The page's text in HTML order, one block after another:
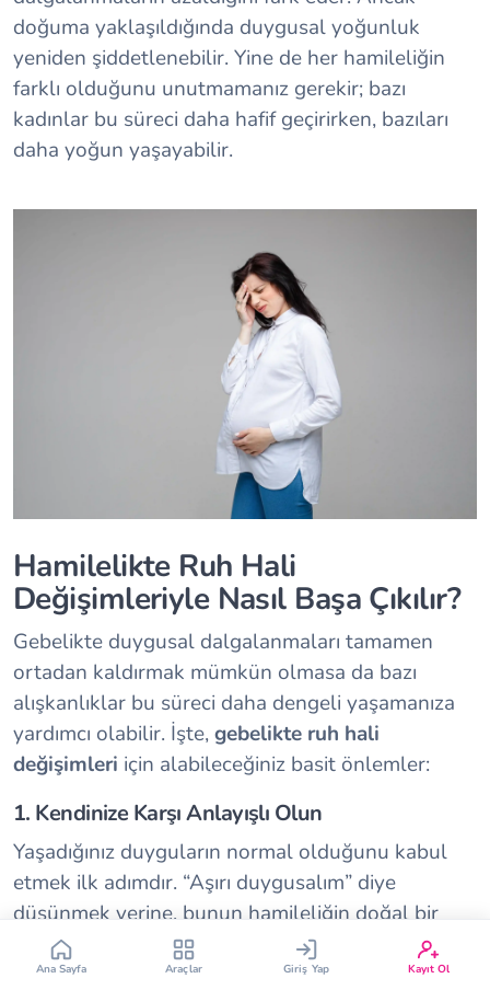
doğuma yaklaşıldığında duygusal yoğunluk
yeniden şiddetlenebilir. Yine de her hamileliğin
farklı olduğunu unutmamanız gerekir; bazı
kadınlar bu süreci daha hafif geçirirken, bazıları
daha yoğun yaşayabilir.
Hamilelikte Ruh Hali
Değişimleriyle Nasıl Başa Çıkılır?
Gebelikte duygusal dalgalanmaları tamamen
ortadan kaldırmak mümkün olmasa da bazı
alışkanlıklar bu süreci daha dengeli yaşamanıza
yardımcı olabilir. İşte,gebelikte ruh hali
değişimleri için alabileceğiniz basit önlemler:
1. Kendinize Karşı Anlayışlı Olun
Yaşadığınız duyguların normal olduğunu kabul
etmek ilk adımdır. “Aşırı duygusalım” diye
düşünmek yerine, bunun hamileliğin doğal bir
parçası olduğunu hatırlayın.
Bebek Burcu Bebek Aşı Takvimi
Vücut Kitle Endeksi Gebelik Hesaplama
Yumurtlama Hesaplama Gebe Sözlüğü
Ana Sayfa Araçlar Giriş Yap Kayıt Ol